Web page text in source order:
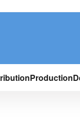
Production